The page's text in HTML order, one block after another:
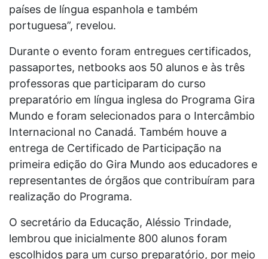
países de língua espanhola e também
portuguesa”, revelou.
Durante o evento foram entregues certificados,
passaportes, netbooks aos 50 alunos e às três
professoras que participaram do curso
preparatório em língua inglesa do Programa Gira
Mundo e foram selecionados para o Intercâmbio
Internacional no Canadá. Também houve a
entrega de Certificado de Participação na
primeira edição do Gira Mundo aos educadores e
representantes de órgãos que contribuíram para
realização do Programa.
O secretário da Educação, Aléssio Trindade,
lembrou que inicialmente 800 alunos foram
escolhidos para um curso preparatório, por meio